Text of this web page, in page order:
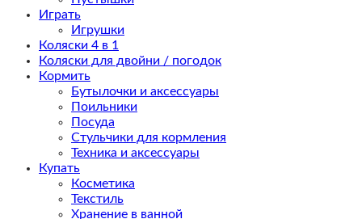
Играть
Игрушки
Коляски 4 в 1
Коляски для двойни / погодок
Кормить
Бутылочки и аксессуары
Поильники
Посуда
Стульчики для кормления
Техника и аксессуары
Купать
Косметика
Текстиль
Хранение в ванной